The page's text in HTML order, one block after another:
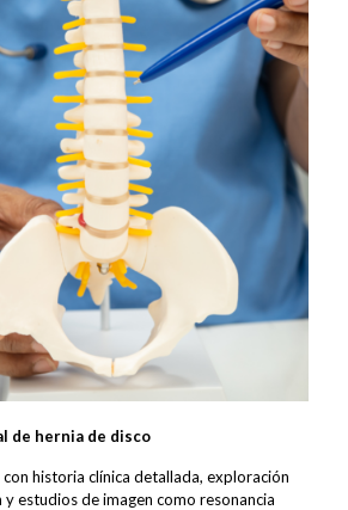
de hernia de disco
historia clínica detallada, exploración
estudios de imagen como resonancia